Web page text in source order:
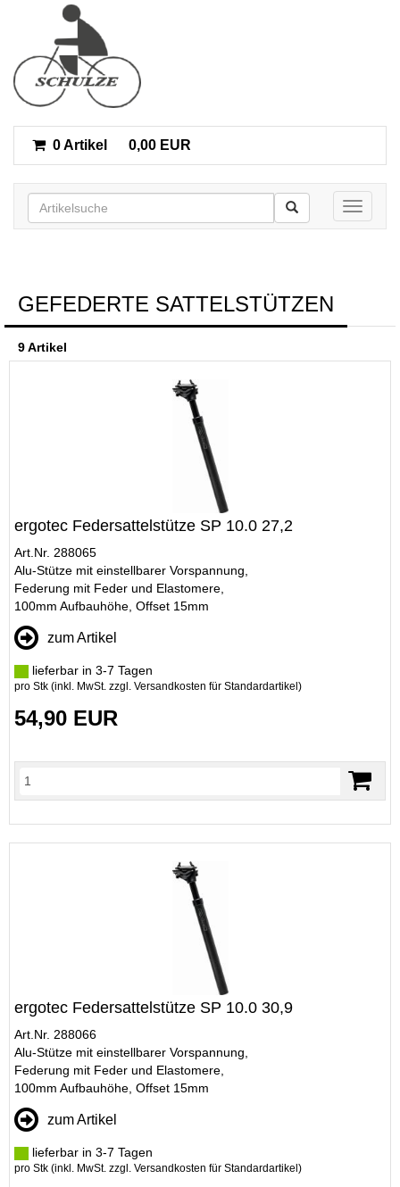
0 Artikel 0,00 EUR
Toggle
GEFEDERTE SATTELSTÜTZEN
9 Artikel
ergotec Federsattelstütze SP 10.0 27,2
Art.Nr. 288065
Alu-Stütze mit einstellbarer Vorspannung,
Federung mit Feder und Elastomere,
100mm Aufbauhöhe, Offset 15mm
zum Artikel
lieferbar in 3-7 Tagen
pro Stk (inkl. MwSt. zzgl. Versandkosten für Standardartikel )
54,90 EUR
ergotec Federsattelstütze SP 10.0 30,9
Art.Nr. 288066
Alu-Stütze mit einstellbarer Vorspannung,
Federung mit Feder und Elastomere,
100mm Aufbauhöhe, Offset 15mm
zum Artikel
lieferbar in 3-7 Tagen
pro Stk (inkl. MwSt. zzgl. Versandkosten für Standardartikel )